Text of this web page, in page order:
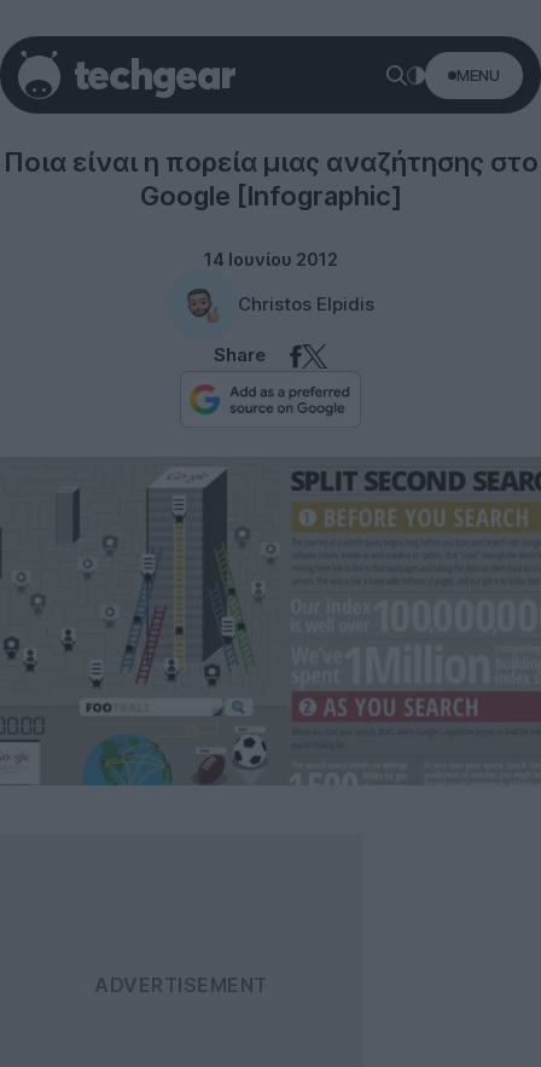
MENU
Ποια είναι η πορεία μιας αναζήτησης στο
Google [Infographic]
14 Ιουνίου 2012
Christos Elpidis
Share